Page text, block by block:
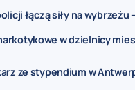
łączą siły na wybrzeżu
w dzielnicy
ze stypendium w